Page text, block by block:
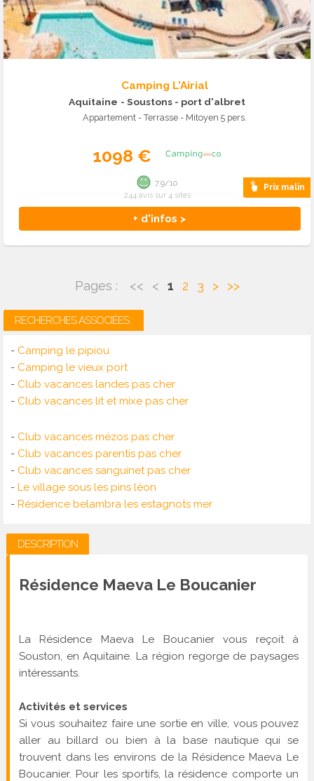
Camping L'Airial
Aquitaine - Soustons - port d'albret
Appartement - Terrasse - Mitoyen 5 pers.
1098 €
Prix malin
+ d'infos >
7.9/10
244 avis sur 4 sites
Pages : << < 1 2 3 > >>
RECHERCHES ASSOCIÉES :
- Camping le pipiou
- Camping le vieux port
- Club vacances landes pas cher
- Club vacances lit et mixe pas cher
- Club vacances mézos pas cher
- Club vacances parentis pas cher
- Club vacances sanguinet pas cher
- Le village sous les pins léon
- Résidence belambra les estagnots mer
DESCRIPTION
Résidence Maeva Le Boucanier
La Résidence Maeva Le Boucanier vous reçoit à
Souston, en Aquitaine. La région regorge de paysages
intéressants.
Activités et services
Si vous souhaitez faire une sortie en ville, vous pouvez
aller au billard ou bien à la base nautique qui se
trouvent dans les environs de la Résidence Maeva Le
Boucanier. Pour les sportifs, la résidence comporte un